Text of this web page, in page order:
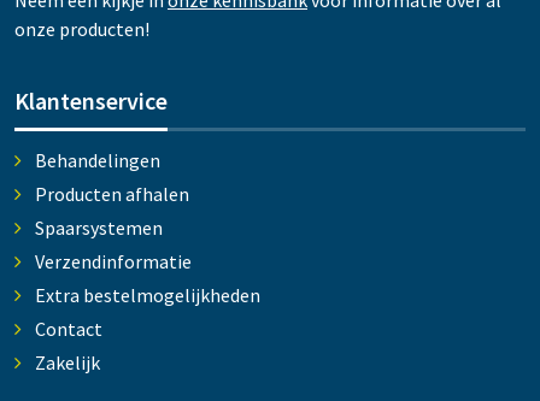
onze producten!
Klantenservice
Behandelingen
Producten afhalen
Spaarsystemen
Verzendinformatie
Extra bestelmogelijkheden
Contact
Zakelijk